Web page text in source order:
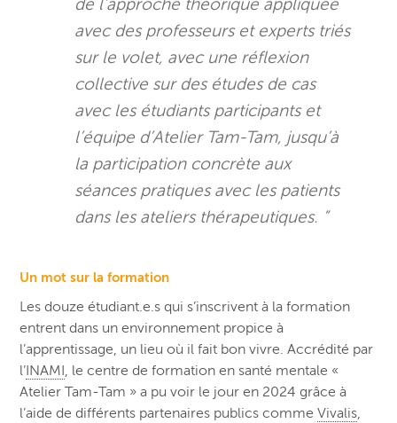
de l’approche théorique appliquée
avec des professeurs et experts triés
sur le volet, avec une réflexion
collective sur des études de cas
avec les étudiants participants et
l’équipe d’Atelier Tam-Tam, jusqu’à
la participation concrète aux
séances pratiques avec les patients
dans les ateliers thérapeutiques. ”
Un mot sur la formation
Les douze étudiant.e.s qui s’inscrivent à la formation
entrent dans un environnement propice à
l’apprentissage, un lieu où il fait bon vivre. Accrédité par
l’ INAMI , le centre de formation en santé mentale «
Atelier Tam-Tam » a pu voir le jour en 2024 grâce à
l’aide de différents partenaires publics commeVivalis,